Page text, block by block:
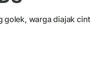
warga diajak